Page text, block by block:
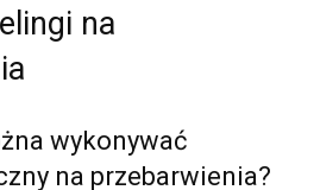
na
wykonywać
na przebarwienia?